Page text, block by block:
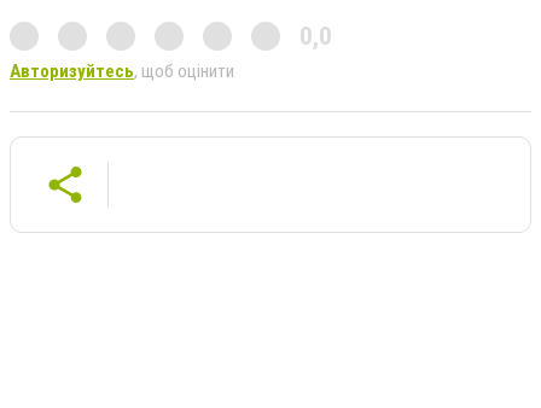
0,0
Авторизуйтесь, щоб оцінити